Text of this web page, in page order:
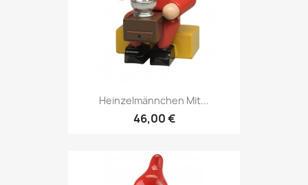
Heinzelmännchen Mit...
46,00 €